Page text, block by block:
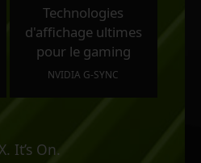
Technologies
d'affichage ultimes
pour le gaming
NVIDIA G-SYNC
It’s On.